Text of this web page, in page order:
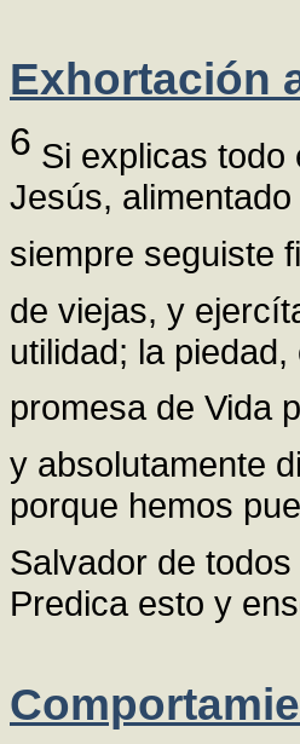
Exhortación
6 Si explicas
Jesús,
siempre seguiste
de viejas, y
utilidad; la
promesa de Vida
y absolutamente
porque hemos
Salvador de
Predica esto y